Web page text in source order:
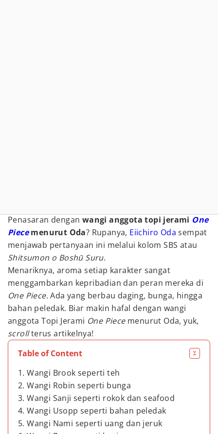
Penasaran dengan wangi anggota topi jerami One
Piecemenurut Oda? Rupanya, Eiichiro Oda sempat
menjawab pertanyaan ini melalui kolom SBS atau
Shitsumon o Boshū Suru.
Menariknya, aroma setiap karakter sangat
menggambarkan kepribadian dan peran mereka di
One Piece. Ada yang berbau daging, bunga, hingga
bahan peledak. Biar makin hafal dengan wangi
anggota Topi Jerami One Piecemenurut Oda, yuk,
scrollterus artikelnya!
Table of Content
1. Wangi Brook seperti teh
2. Wangi Robin seperti bunga
3. Wangi Sanji seperti rokok dan seafood
4. Wangi Usopp seperti bahan peledak
5. Wangi Nami seperti uang dan jeruk